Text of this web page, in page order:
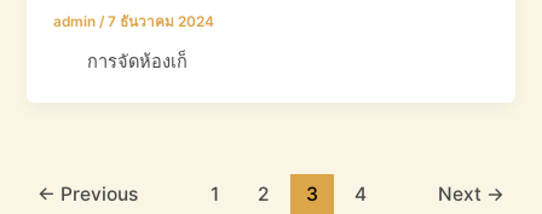
admin/7 ธันวาคม 2024
การจัดห้องเก็
← Previous 1 2 3 4 Next →